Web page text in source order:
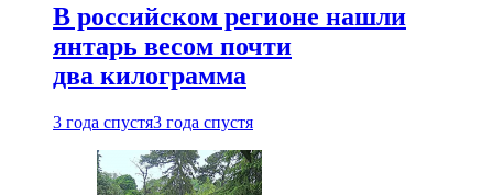
В российском регионе нашли
янтарь весом почти
два килограмма
3 года спустя3 года спустя